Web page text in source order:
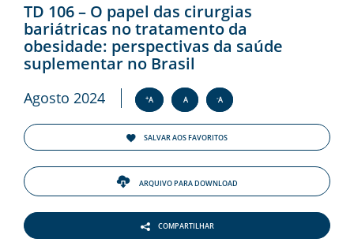
TD 106 – O papel das cirurgias
bariátricas no tratamento da
obesidade: perspectivas da saúde
suplementar no Brasil
Agosto 2024 +A A -A
SALVAR AOS FAVORITOS
ARQUIVO PARA DOWNLOAD
COMPARTILHAR